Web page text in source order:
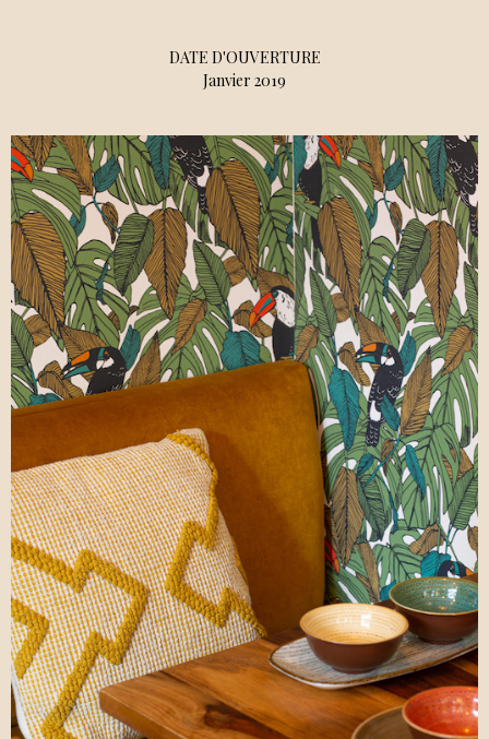
DATE D'OUVERTURE
Janvier 2019